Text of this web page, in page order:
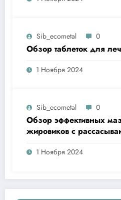
Sib_ecometal 0
Обзор таблеток для
1 Ноября 2024
Sib_ecometal 0
Обзор эффективных
жировиков с
1 Ноября 2024